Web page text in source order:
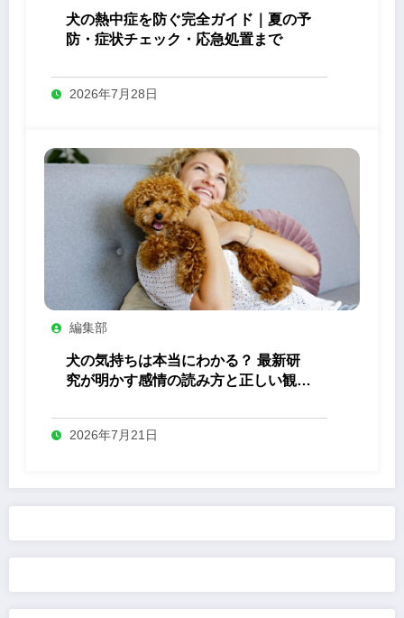
犬の熱中症を防ぐ完全ガイド｜夏の予
防・症状チェック・応急処置まで
2026年7月28日
編集部
犬の気持ちは本当にわかる？ 最新研
究が明かす感情の読み方と正しい観察
2026年7月21日